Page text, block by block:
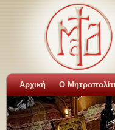
Αρχική Ο